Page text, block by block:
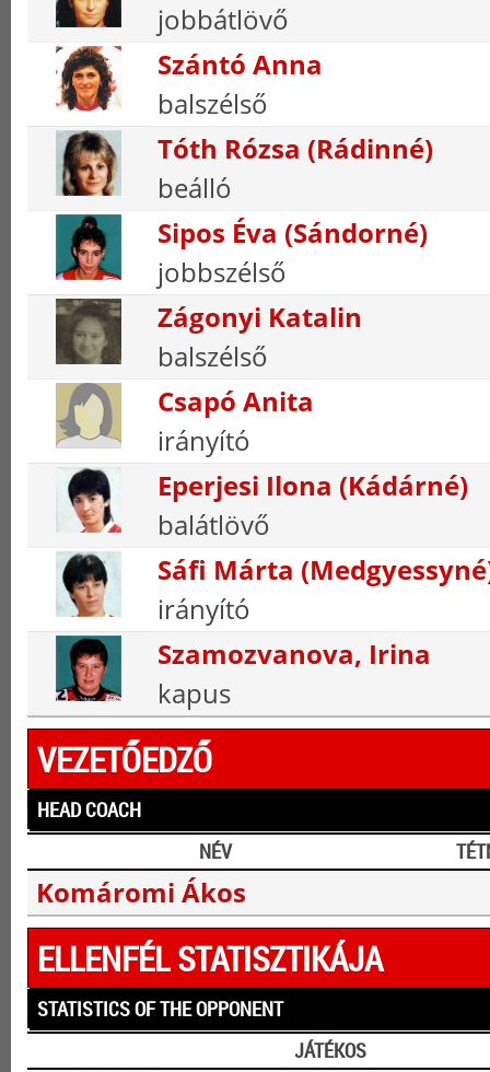
jobbátlövő
Szántó Anna
balszélső
Tóth Rózsa (Rádinné)
beálló
Sipos Éva (Sándorné)
jobbszélső
Zágonyi Katalin
balszélső
Csapó Anita
irányító
Eperjesi Ilona (Kádárné)
balátlövő
Sáfi Márta
irányító
Szamozvanova, Irina
kapus
VEZETŐEDZŐ
HEAD COACH
NÉV
Komáromi Ákos
ELLENFÉL STATISZTIKÁJA
STATISTICS OF THE OPPONENT
JÁTÉKOS